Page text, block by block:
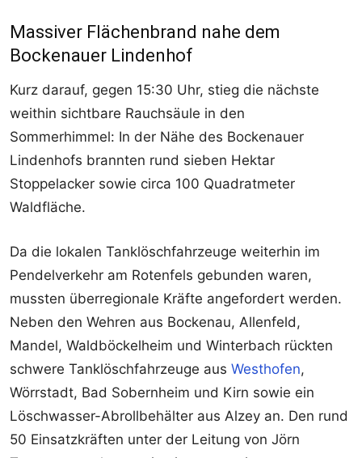
Massiver Flächenbrand nahe dem
Bockenauer Lindenhof
Kurz darauf, gegen 15:30 Uhr, stieg die nächste
weithin sichtbare Rauchsäule in den
Sommerhimmel: In der Nähe des Bockenauer
Lindenhofs brannten rund sieben Hektar
Stoppelacker sowie circa 100 Quadratmeter
Waldfläche.
Da die lokalen Tanklöschfahrzeuge weiterhin im
Pendelverkehr am Rotenfels gebunden waren,
mussten überregionale Kräfte angefordert werden.
Neben den Wehren aus Bockenau, Allenfeld,
Mandel, Waldböckelheim und Winterbach rückten
schwere Tanklöschfahrzeuge aus Westhofen,
Wörrstadt, Bad Sobernheim und Kirn sowie ein
Löschwasser-Abrollbehälter aus Alzey an. Den rund
50 Einsatzkräften unter der Leitung von Jörn